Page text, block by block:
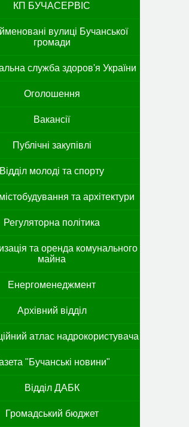
КП БУЧАСЕРВІС
вулиці Бучанської
громади
служба здоров'я України
Оголошення
Вакансії
Публічні закупівлі
Відділ молоді та спорту
та архітектури
Регуляторна політика
та оренда комунального
майна
Енергоменеджмент
Архівний відділ
атлас надрокористувача
"Бучанські новини"
Відділ ДАБК
Громадський бюджет